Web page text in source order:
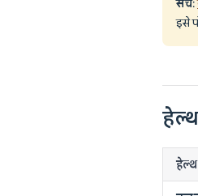
सच:
इसे
हेल्थ